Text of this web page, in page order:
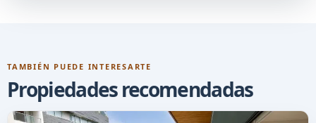
TAMBIÉN PUEDE INTERESARTE
Propiedades recomendadas